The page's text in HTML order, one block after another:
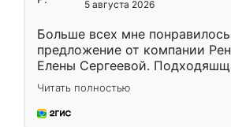
5 августа 2026
Больше всех мне понравилось
предложение от компании
Елены Сергеевой.
короткие сроки
для замера сотрудник
предложил по моему эскизу
Читать полностью